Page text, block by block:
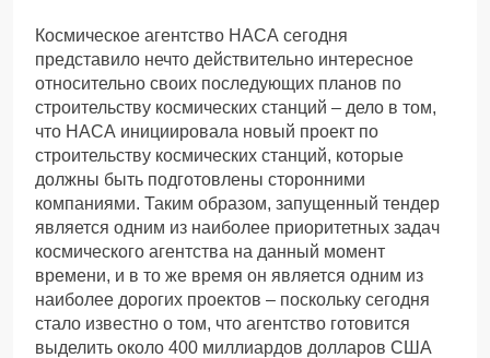
Космическое агентство НАСА сегодня
представило нечто действительно интересное
относительно своих последующих планов по
строительству космических станций – дело в том,
что НАСА инициировала новый проект по
строительству космических станций, которые
должны быть подготовлены сторонними
компаниями. Таким образом, запущенный тендер
является одним из наиболее приоритетных задач
космического агентства на данный момент
времени, и в то же время он является одним из
наиболее дорогих проектов – поскольку сегодня
стало известно о том, что агентство готовится
выделить около 400 миллиардов долларов США